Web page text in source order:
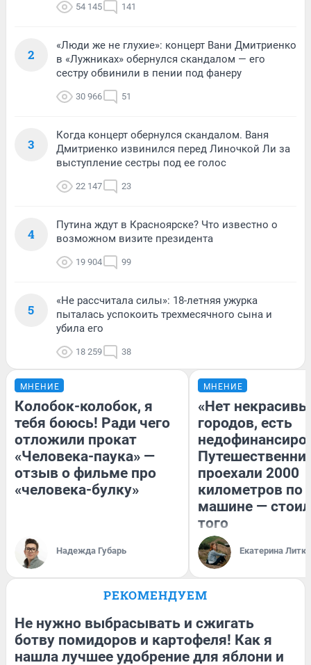
54 145 141
2
«Люди же не глухие»: концерт Вани Дмитриенко
в «Лужниках» обернулся скандалом — его
сестру обвинили в пении под фанеру
30 966 51
3
Когда концерт обернулся скандалом. Ваня
Дмитриенко извинился перед Линочкой Ли за
выступление сестры под ее голос
22 147 23
4
Путина ждут в Красноярске? Что известно о
возможном визите президента
19 904 99
5
«Не рассчитала силы»: 18-летняя ужурка
пыталась успокоить трехмесячного сына и
убила его
18 259 38
МНЕНИЕ
Колобок-колобок, я
тебя боюсь! Ради чего
отложили прокат
«Человека-паука» —
отзыв о фильме про
«человека-булку»
Надежда Губарь
МНЕНИЕ
«Нет
городов, есть
проехали 2000
километров по
машине —
того
Екатерина
РЕКОМЕНДУЕМ
Не нужно выбрасывать и сжигать
ботву помидоров и картофеля! Как я
нашла лучшее удобрение для яблони и